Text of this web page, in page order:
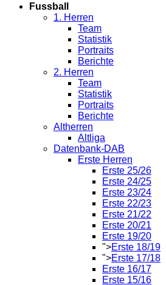
Fussball
1. Herren
Team
Statistik
Portraits
Berichte
2. Herren
Team
Statistik
Portraits
Berichte
Altherren
Altliga
Datenbank-DAB
Erste Herren
Erste 25/26
Erste 24/25
Erste 23/24
Erste 22/23
Erste 21/22
Erste 20/21
Erste 19/20
">Erste 18/19
">Erste 17/18
Erste 16/17
Erste 15/16